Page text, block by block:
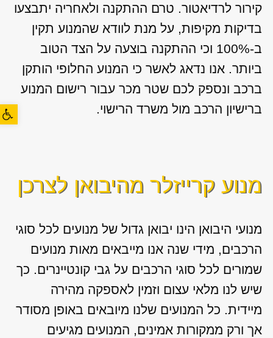
קירור לרדיאטור. טרם ההתקנה ולאחריה יתבצעו
בדיקות מקיפות, על מנת לוודא שהמנוע תקין
ב-100% וכי ההתקנה בוצעה על הצד הטוב
ביותר. אנו נדאג לאשר כי המנוע החלופי הותקן
ברכב ונספק לכם שטר מכר עבור רישום המנוע
ברישיון הרכב מול משרד הרישוי.
מנוע קרייזלר מהיבואן לצרכן
מנועי היבואן הינו יבואן גדול של מנועים לכל סוגי
הרכבים, מידי שנה אנו מייבאים מאות מנועים
שמורים לכל סוגי הרכבים על גבי קונטיינרים. כך
שיש לנו מלאי עצום וזמין לאספקה מהירה
מיידית. כל המנועים שלנו מיובאים באופן מסודר
אך ורק ממקורות אמינים, המנועים מגיעים
פתח